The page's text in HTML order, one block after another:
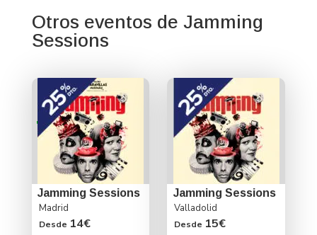
Otros eventos de Jamming
Sessions
Jamming Sessions
Madrid
Desde 14€
Jamming Sessions
Valladolid
Desde 15€